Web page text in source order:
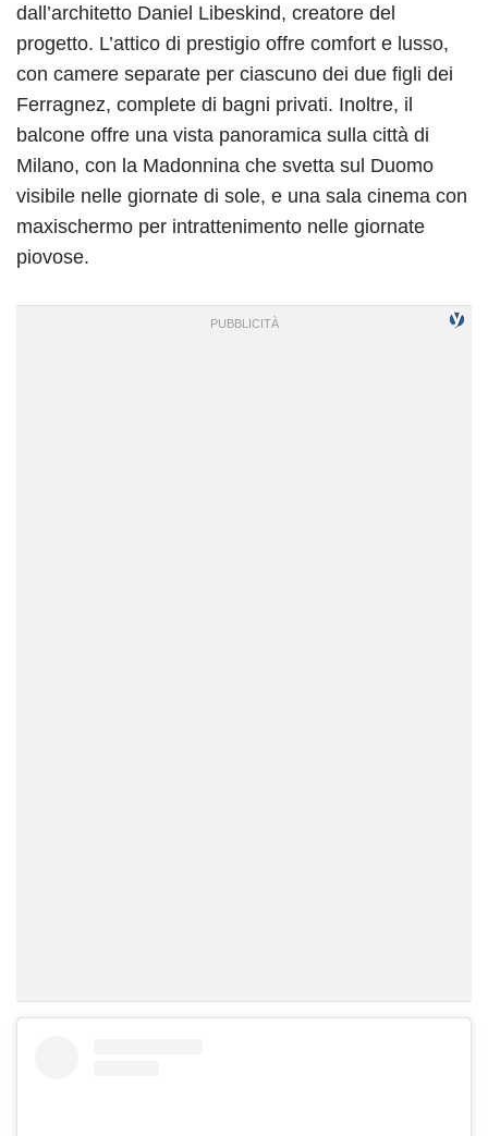
dall’architetto Daniel Libeskind, creatore del
progetto. L’attico di prestigio offre comfort e lusso,
con camere separate per ciascuno dei due figli dei
Ferragnez, complete di bagni privati. Inoltre, il
balcone offre una vista panoramica sulla città di
Milano, con la Madonnina che svetta sul Duomo
visibile nelle giornate di sole, e una sala cinema con
maxischermo per intrattenimento nelle giornate
piovose.